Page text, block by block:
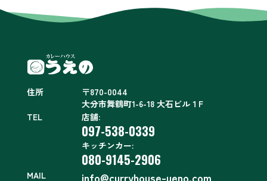
住所
〒870-0044
大分市舞鶴町1-6-18 大石ビル１F
TEL
店舗:
097-538-0339
キッチンカー:
080-9145-2906
MAIL info@curryhouse-ueno.com